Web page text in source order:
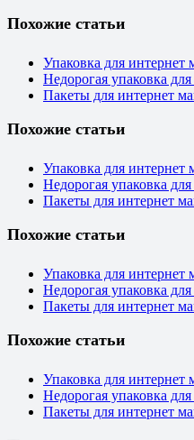
Похожие статьи
Упаковка для интернет
Недорогая упаковка
Пакеты для интернет
Похожие статьи
Упаковка для интернет
Недорогая упаковка
Пакеты для интернет
Похожие статьи
Упаковка для интернет
Недорогая упаковка
Пакеты для интернет
Похожие статьи
Упаковка для интернет
Недорогая упаковка
Пакеты для интернет